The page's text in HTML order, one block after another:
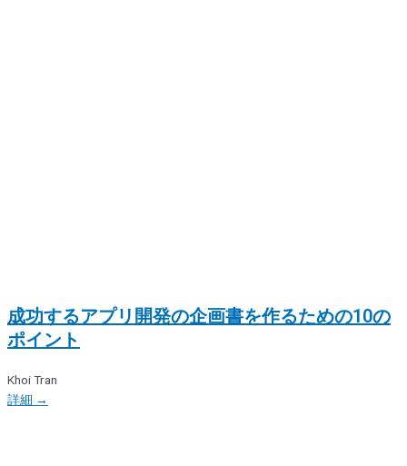
成功するアプリ開発の企画書を作るための10の
ポイント
Khoi Tran
詳細 →